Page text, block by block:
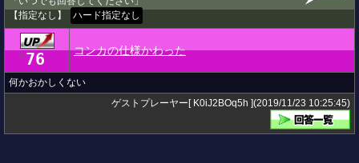
【指定なし】
ハード指定なし
★ 76 コンカの仕様かわった
何かおかしくない
ゲストプレーヤー[ K0iJ2BOq5h ](2019/11/23 10:25:45)